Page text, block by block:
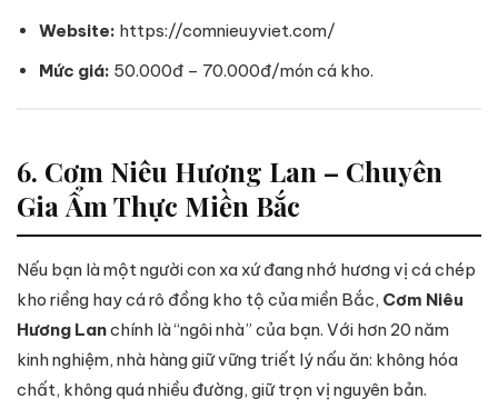
Website: https://comnieuyviet.com/
Mức giá: 50.000đ – 70.000đ/món cá kho.
6. Cơm Niêu Hương Lan – Chuyên
Gia Ẩm Thực Miền Bắc
Nếu bạn là một người con xa xứ đang nhớ hương vị cá chép
kho riềng hay cá rô đồng kho tộ của miền Bắc, Cơm Niêu
Hương Lanchính là “ngôi nhà” của bạn. Với hơn 20 năm
kinh nghiệm, nhà hàng giữ vững triết lý nấu ăn: không hóa
chất, không quá nhiều đường, giữ trọn vị nguyên bản.